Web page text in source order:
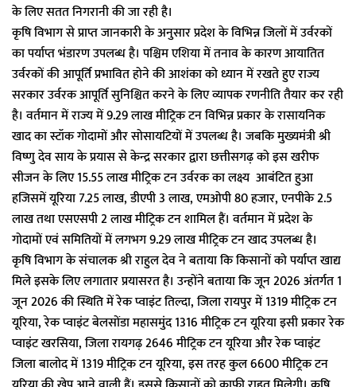
के लिए सतत निगरानी की जा रही है।
कृषि विभाग से प्राप्त जानकारी के अनुसार प्रदेश के विभिन्न जिलों में उर्वरकों
का पर्याप्त भंडारण उपलब्ध है। पश्चिम एशिया में तनाव के कारण आयातित
उर्वरकों की आपूर्ति प्रभावित होने की आशंका को ध्यान में रखते हुए राज्य
सरकार उर्वरक आपूर्ति सुनिश्चित करने के लिए व्यापक रणनीति तैयार कर रही
है। वर्तमान में राज्य में 9.29 लाख मीट्रिक टन विभिन्न प्रकार के रासायनिक
खाद का स्टॉक गोदामों और सोसायटियों में उपलब्ध है। जबकि मुख्यमंत्री श्री
विष्णु देव साय के प्रयास से केन्द्र सरकार द्वारा छत्तीसगढ़ को इस खरीफ
सीजन के लिए 15.55 लाख मीट्रिक टन उर्वरक का लक्ष्य आबंटित हुआ
हजिसमें यूरिया 7.25 लाख, डीएपी 3 लाख, एमओपी 80 हजार, एनपीके 2.5
लाख तथा एसएसपी 2 लाख मीट्रिक टन शामिल हैं। वर्तमान में प्रदेश के
गोदामों एवं समितियों में लगभग 9.29 लाख मीट्रिक टन खाद उपलब्ध है।
कृषि विभाग के संचालक श्री राहुल देव ने बताया कि किसानों को पर्याप्त खाद्य
मिले इसके लिए लगातार प्रयासरत है। उन्होंने बताया कि जून 2026 अंतर्गत 1
जून 2026 की स्थिति में रेक प्वाइंट तिल्दा, जिला रायपुर में 1319 मीट्रिक टन
यूरिया, रेक प्वाइंट बेलसोंडा महासमुंद 1316 मीट्रिक टन यूरिया इसी प्रकार रेक
प्वाइंट खरसिया, जिला रायगढ़ 2646 मीट्रिक टन यूरिया और रेक प्वाइंट
जिला बालोद में 1319 मीट्रिक टन यूरिया, इस तरह कुल 6600 मीट्रिक टन